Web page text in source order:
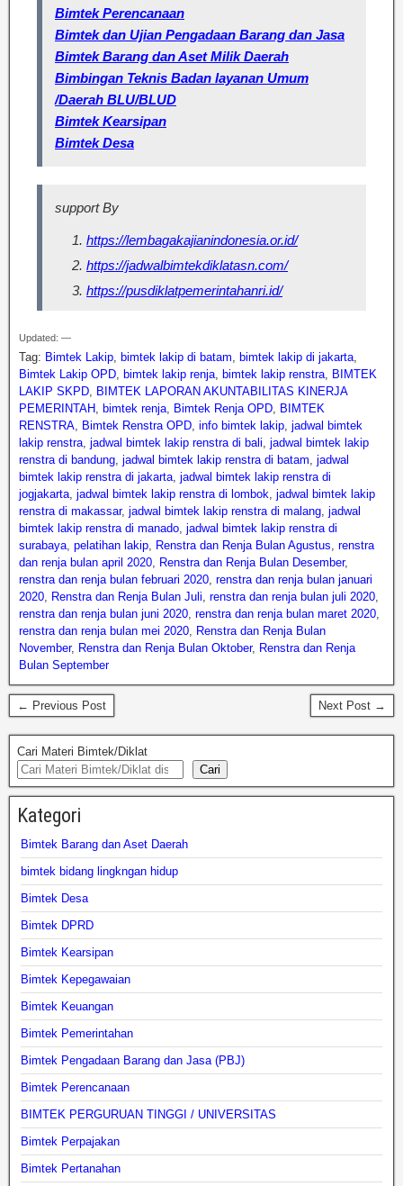
Bimtek Perencanaan
Bimtek dan Ujian Pengadaan Barang dan Jasa
Bimtek Barang dan Aset Milik Daerah
Bimbingan Teknis Badan layanan Umum
/Daerah BLU/BLUD
Bimtek Kearsipan
Bimtek Desa
support By
https://lembagakajianindonesia.or.id/
https://jadwalbimtekdiklatasn.com/
https://pusdiklatpemerintahanri.id/
Updated: —
Tag: Bimtek Lakip, bimtek lakip di batam, bimtek lakip di jakarta,
Bimtek Lakip OPD, bimtek lakip renja, bimtek lakip renstra, BIMTEK
LAKIP SKPD, BIMTEK LAPORAN AKUNTABILITAS KINERJA
PEMERINTAH, bimtek renja, Bimtek Renja OPD, BIMTEK
RENSTRA, Bimtek Renstra OPD, info bimtek lakip, jadwal bimtek
lakip renstra, jadwal bimtek lakip renstra di bali, jadwal bimtek lakip
renstra di bandung, jadwal bimtek lakip renstra di batam, jadwal
bimtek lakip renstra di jakarta, jadwal bimtek lakip renstra di
jogjakarta, jadwal bimtek lakip renstra di lombok, jadwal bimtek lakip
renstra di makassar, jadwal bimtek lakip renstra di malang, jadwal
bimtek lakip renstra di manado, jadwal bimtek lakip renstra di
surabaya, pelatihan lakip, Renstra dan Renja Bulan Agustus, renstra
dan renja bulan april 2020, Renstra dan Renja Bulan Desember,
renstra dan renja bulan februari 2020, renstra dan renja bulan januari
2020, Renstra dan Renja Bulan Juli, renstra dan renja bulan juli 2020,
renstra dan renja bulan juni 2020, renstra dan renja bulan maret 2020,
renstra dan renja bulan mei 2020, Renstra dan Renja Bulan
November, Renstra dan Renja Bulan Oktober, Renstra dan Renja
Bulan September
← Previous Post Next Post →
Cari Materi Bimtek/Diklat
Cari
Kategori
Bimtek Barang dan Aset Daerah
bimtek bidang lingkngan hidup
Bimtek Desa
Bimtek DPRD
Bimtek Kearsipan
Bimtek Kepegawaian
Bimtek Keuangan
Bimtek Pemerintahan
Bimtek Pengadaan Barang dan Jasa (PBJ)
Bimtek Perencanaan
BIMTEK PERGURUAN TINGGI / UNIVERSITAS
Bimtek Perpajakan
Bimtek Pertanahan